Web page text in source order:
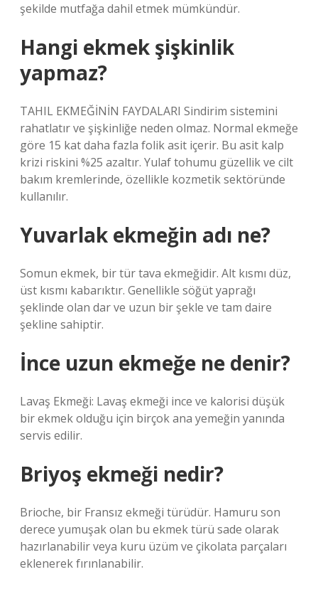
şekilde mutfağa dahil etmek mümkündür.
Hangi ekmek şişkinlik
yapmaz?
TAHIL EKMEĞİNİN FAYDALARI Sindirim sistemini
rahatlatır ve şişkinliğe neden olmaz. Normal ekmeğe
göre 15 kat daha fazla folik asit içerir. Bu asit kalp
krizi riskini %25 azaltır. Yulaf tohumu güzellik ve cilt
bakım kremlerinde, özellikle kozmetik sektöründe
kullanılır.
Yuvarlak ekmeğin adı ne?
Somun ekmek, bir tür tava ekmeğidir. Alt kısmı düz,
üst kısmı kabarıktır. Genellikle söğüt yaprağı
şeklinde olan dar ve uzun bir şekle ve tam daire
şekline sahiptir.
İnce uzun ekmeğe ne denir?
Lavaş Ekmeği: Lavaş ekmeği ince ve kalorisi düşük
bir ekmek olduğu için birçok ana yemeğin yanında
servis edilir.
Briyoş ekmeği nedir?
Brioche, bir Fransız ekmeği türüdür. Hamuru son
derece yumuşak olan bu ekmek türü sade olarak
hazırlanabilir veya kuru üzüm ve çikolata parçaları
eklenerek fırınlanabilir.